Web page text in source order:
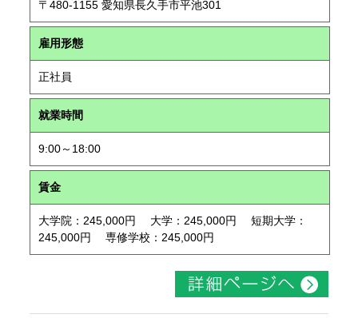
〒480-1155 愛知県長久手市平池301
雇用形態
正社員
就業時間
9:00～18:00
賃金
大学院：245,000円 大学：245,000円 短期大学：
245,000円 専修学校：245,000円